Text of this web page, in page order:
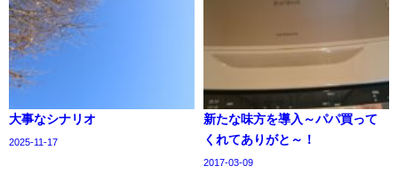
大事なシナリオ
2025-11-17
新たな味方を導入～パパ買って
くれてありがと～！
2017-03-09